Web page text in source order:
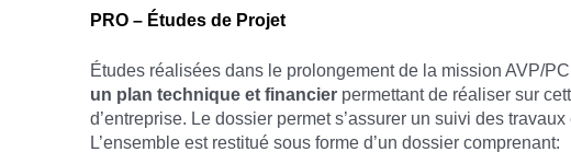
PRO – Études de Projet
Études réalisées dans le prolongement de la mission AVP/
un plan technique et financier permettant de réaliser sur
d’entreprise. Le dossier permet s’assurer un suivi des
L’ensemble est restitué sous forme d’un dossier comprenant: